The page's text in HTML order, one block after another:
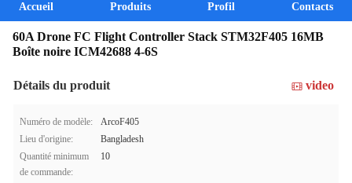
Accueil Produits Profil Contacts
60A Drone FC Flight Controller Stack STM32F405 16MB
Boîte noire ICM42688 4-6S
Détails du produit video
Numéro de modèle:
ArcoF405
Lieu d'origine:
Bangladesh
Quantité minimum
de commande:
10